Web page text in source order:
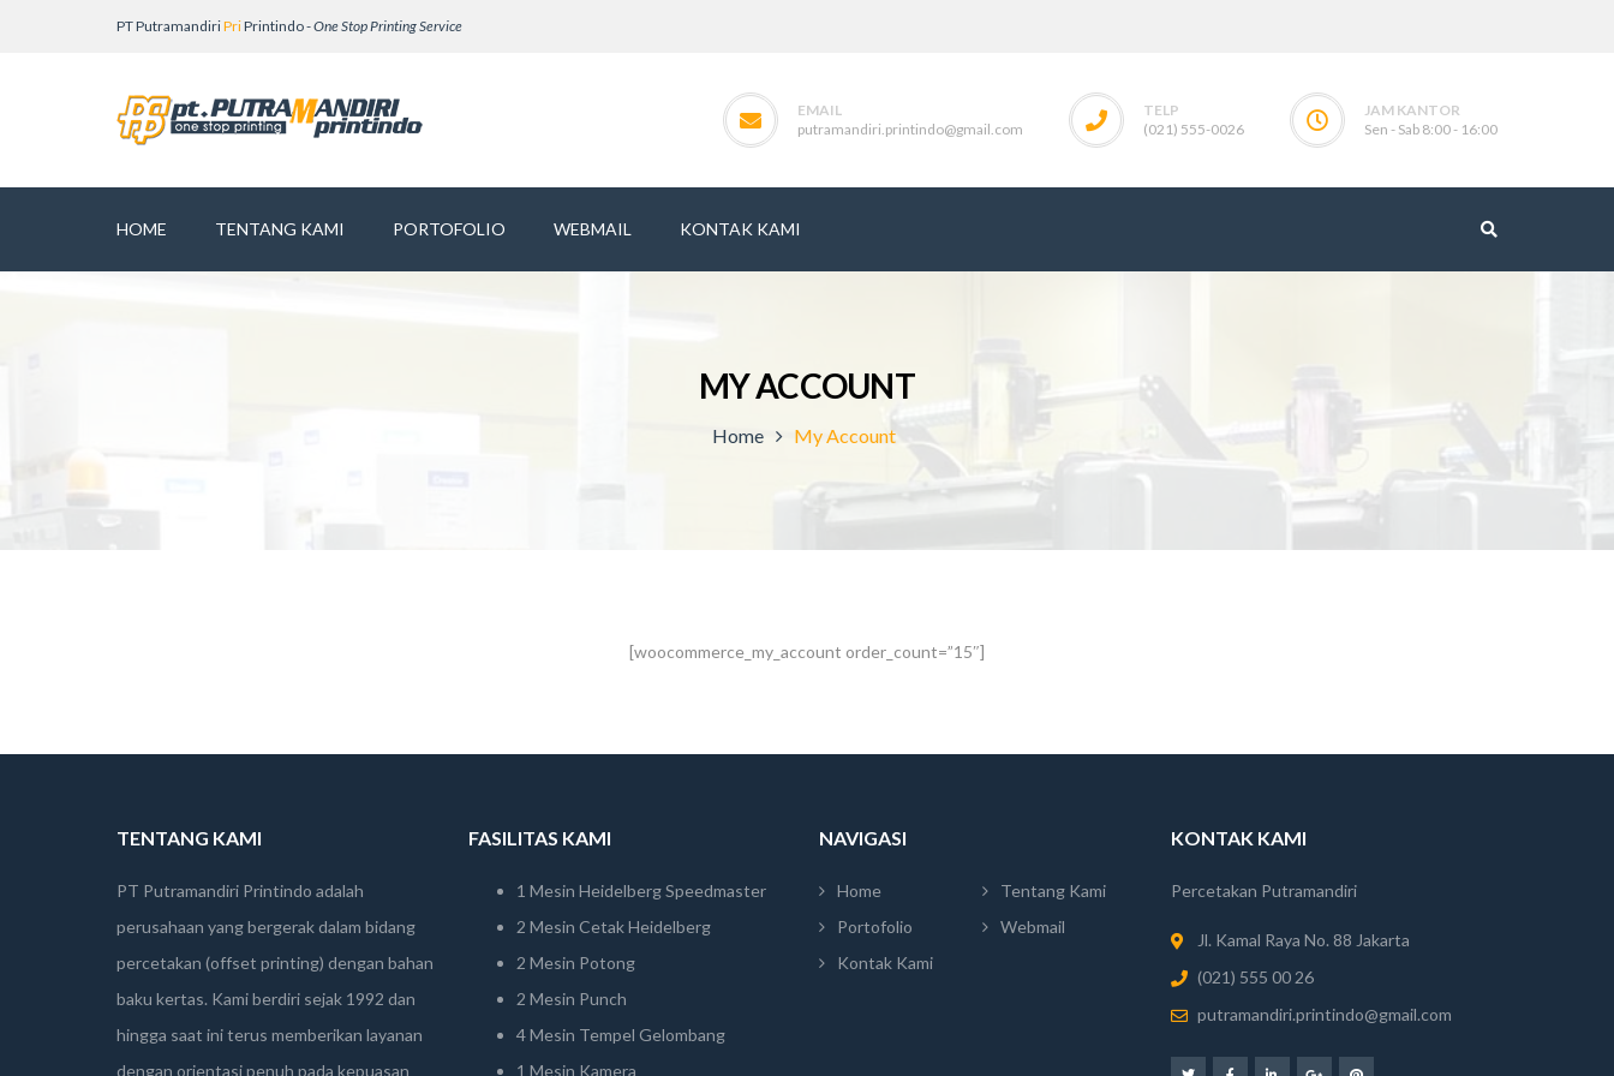
PT PutramandiriPriPrintindo -One Stop Printing Service
EMAIL
putramandiri.printindo@gmail.com
TELP
(021) 555-0026
JAM KANTOR
Sen - Sab 8:00 - 16:00
HOME TENTANG KAMI PORTOFOLIO WEBMAIL KONTAK KAMI
MY ACCOUNT
Home My Account
[woocommerce_my_account order_count=”15″]
TENTANG KAMI
PT Putramandiri Printindo adalah
perusahaan yang bergerak dalam bidang
percetakan (offset printing) dengan bahan
baku kertas. Kami berdiri sejak 1992 dan
hingga saat ini terus memberikan layanan
dengan orientasi penuh pada kepuasan
FASILITAS KAMI
1 Mesin Heidelberg Speedmaster
2 Mesin Cetak Heidelberg
2 Mesin Potong
2 Mesin Punch
4 Mesin Tempel Gelombang
1 Mesin Kamera
NAVIGASI
Home
Tentang Kami
Portofolio
Webmail
Kontak Kami
KONTAK KAMI
Percetakan Putramandiri
Jl. Kamal Raya No. 88 Jakarta
(021) 555 00 26
putramandiri.printindo@gmail.com